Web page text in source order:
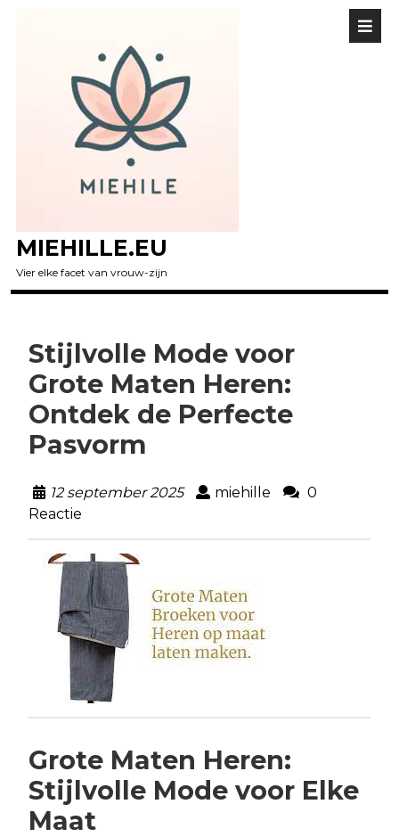
MIEHILLE.EU
Vier elke facet van vrouw-zijn
Stijlvolle Mode voor
Grote Maten Heren:
Ontdek de Perfecte
Pasvorm
12 september 2025 miehille
0
Reactie
Grote Maten Heren:
Stijlvolle Mode voor Elke
Maat